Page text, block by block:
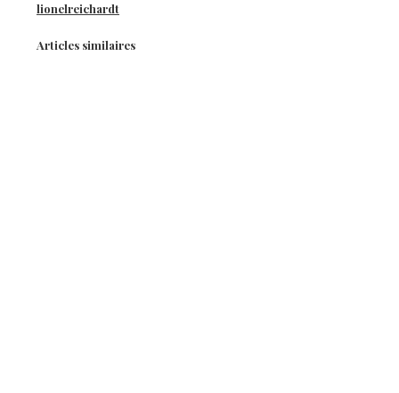
lionelreichardt
Articles similaires